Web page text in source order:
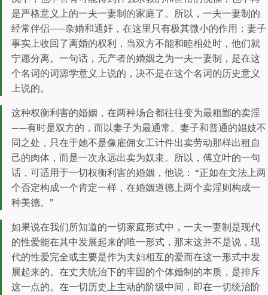
是严格意义上的一夫一妻制的家庭了。所以，一夫一妻制的
经常伴侣——杂婚和通奸，在这里只有极其微小的作用；妻子
事实上收回了离婚的权利，当双方不能和睦相处时，他们就
宁愿分离。一句话，无产者的婚姻之为一夫一妻制，是在这
个名词的词源学意义上说的，决不是在这个名词的历史意义
上说的。
这种权衡利害的婚姻，在两种场合都往往变为最粗鄙的卖淫
——有时是双方的，而以妻子为最通常。妻子和普通的娼妓不
同之处，只在于她不是像雇佣女工计件出卖劳动那样出租自
己的肉体，而是一次永远出卖为奴隶。所以，傅立叶的一句
话，可适用于一切权衡利害的婚姻，他说： “正如在文法上两
个否定构成一个肯定一样，在婚姻道德上两个卖淫则构成一
种美德。”
如果说在我们所知道的一切家庭形式中，一夫一妻制是现代
的性爱能在其中发展起来的唯一形式，那末这并不是说，现
代的性爱完全或主要是作为夫妇相互的爱而在这一形式中发
展起来的。在丈夫统治下的牢固的个体婚制的本质，是排斥
这一点的。在一切历史上主动的阶级中间，即在一切统治阶